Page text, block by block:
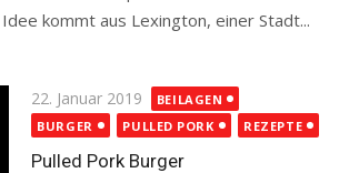
kommt aus Lexington, einer Stadt...
Posted
on
22. Januar 2019
BEILAGEN
BURGER
PULLED PORK REZEPTE
Pulled Pork Burger